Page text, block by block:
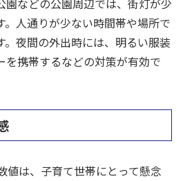
。人通りが少ない時間帯や場所で
。夜間の外出時には、明るい服装
を携帯するなどの対策が有効で
値は、子育て世帯にとって懸念